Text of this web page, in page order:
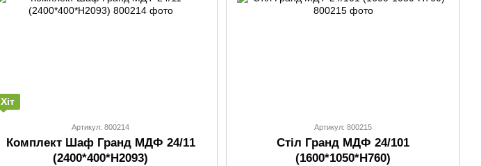
Хіт
Артикул: 800214
Комплект Шаф Гранд МДФ 24/11
(2400*400*H2093)
Артикул: 800215
Стіл Гранд МДФ 24/101
(1600*1050*H760)